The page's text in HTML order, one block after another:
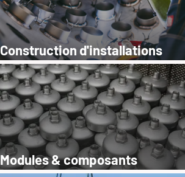
Construction d'installations
Modules & composants